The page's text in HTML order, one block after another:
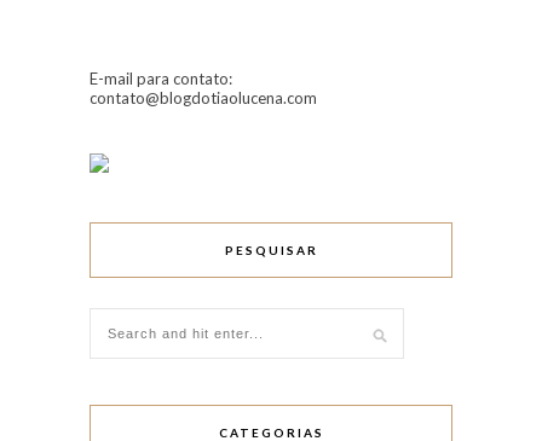
E-mail para contato:
contato@blogdotiaolucena.com
PESQUISAR
CATEGORIAS